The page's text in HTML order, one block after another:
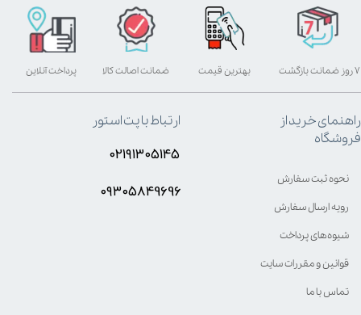
بهترین قیمت پرداخت آنلاین ۷ روز ضمانت بازگشت ضمانت اصالت کالا
راهنمای خرید از
فروشگاه
نحوه ثبت سفارش
رویه ارسال سفارش
شیوه‌های پرداخت
قوانین و مقررات سایت
تماس با ما
ارتباط با پت استور
۰۲۱۹۱۳۰۵۱۴۵
۰۹۳۰۵8۴9696